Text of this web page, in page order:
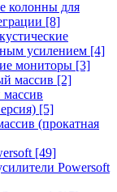
колонны для
[8]
усилением [4]
мониторы [3]
массив [2]
[5]
(прокатная
[49]
Powersoft